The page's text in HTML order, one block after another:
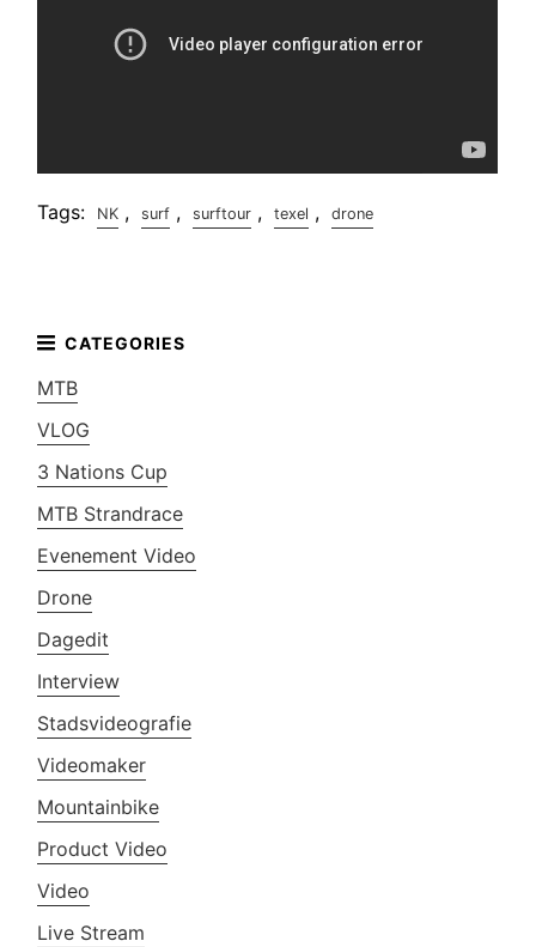
Tags: NK , surf , surftour , texel , drone
MTB
VLOG
3 Nations Cup
MTB Strandrace
Evenement Video
Drone
Dagedit
Interview
Stadsvideografie
Videomaker
Mountainbike
Product Video
Video
Live Stream